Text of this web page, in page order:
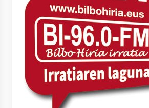
2026/07/03
MUSIBLA #297: Bide,
Tiga, Twisted Teens,
2026/07/02